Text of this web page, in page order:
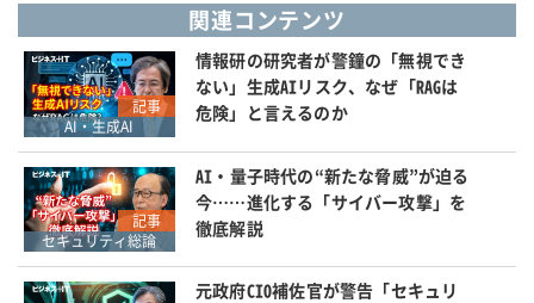
関連コンテンツ
記事
AI・生成AI
情報研の研究者が警鐘の「無視でき
ない」生成AIリスク、なぜ「RAGは
危険」と言えるのか
記事
セキュリティ総論
AI・量子時代の“新たな脅威”が迫る
今……進化する「サイバー攻撃」を
徹底解説
元政府CIO補佐官が警告「セキュリ